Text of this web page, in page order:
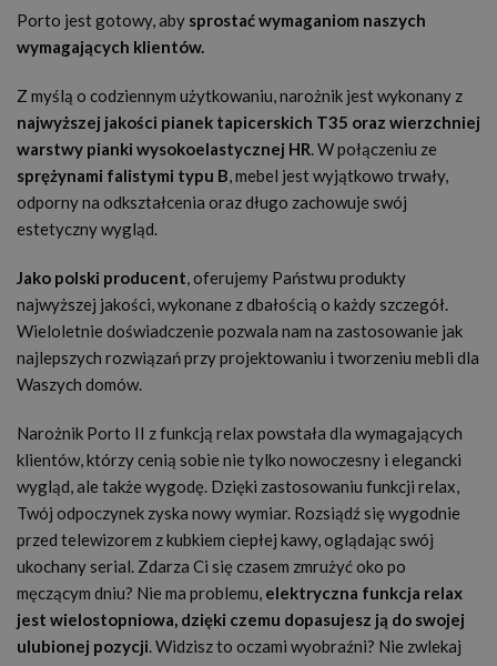
Porto jest gotowy, aby sprostać wymaganiom naszych
wymagających klientów.
Z myślą o codziennym użytkowaniu, narożnik jest wykonany z
najwyższej jakości pianek tapicerskich T35 oraz wierzchniej
warstwy pianki wysokoelastycznej HR. W połączeniu ze
sprężynami falistymi typu B, mebel jest wyjątkowo trwały,
odporny na odkształcenia oraz długo zachowuje swój
estetyczny wygląd.
Jako polski producent, oferujemy Państwu produkty
najwyższej jakości, wykonane z dbałością o każdy szczegół.
Wieloletnie doświadczenie pozwala nam na zastosowanie jak
najlepszych rozwiązań przy projektowaniu i tworzeniu mebli dla
Waszych domów.
Narożnik Porto II z funkcją relax powstała dla wymagających
klientów, którzy cenią sobie nie tylko nowoczesny i elegancki
wygląd, ale także wygodę. Dzięki zastosowaniu funkcji relax,
Twój odpoczynek zyska nowy wymiar. Rozsiądź się wygodnie
przed telewizorem z kubkiem ciepłej kawy, oglądając swój
ukochany serial. Zdarza Ci się czasem zmrużyć oko po
męczącym dniu? Nie ma problemu, elektryczna funkcja relax
jest wielostopniowa, dzięki czemu dopasujesz ją do swojej
ulubionej pozycji. Widzisz to oczami wyobraźni? Nie zwlekaj